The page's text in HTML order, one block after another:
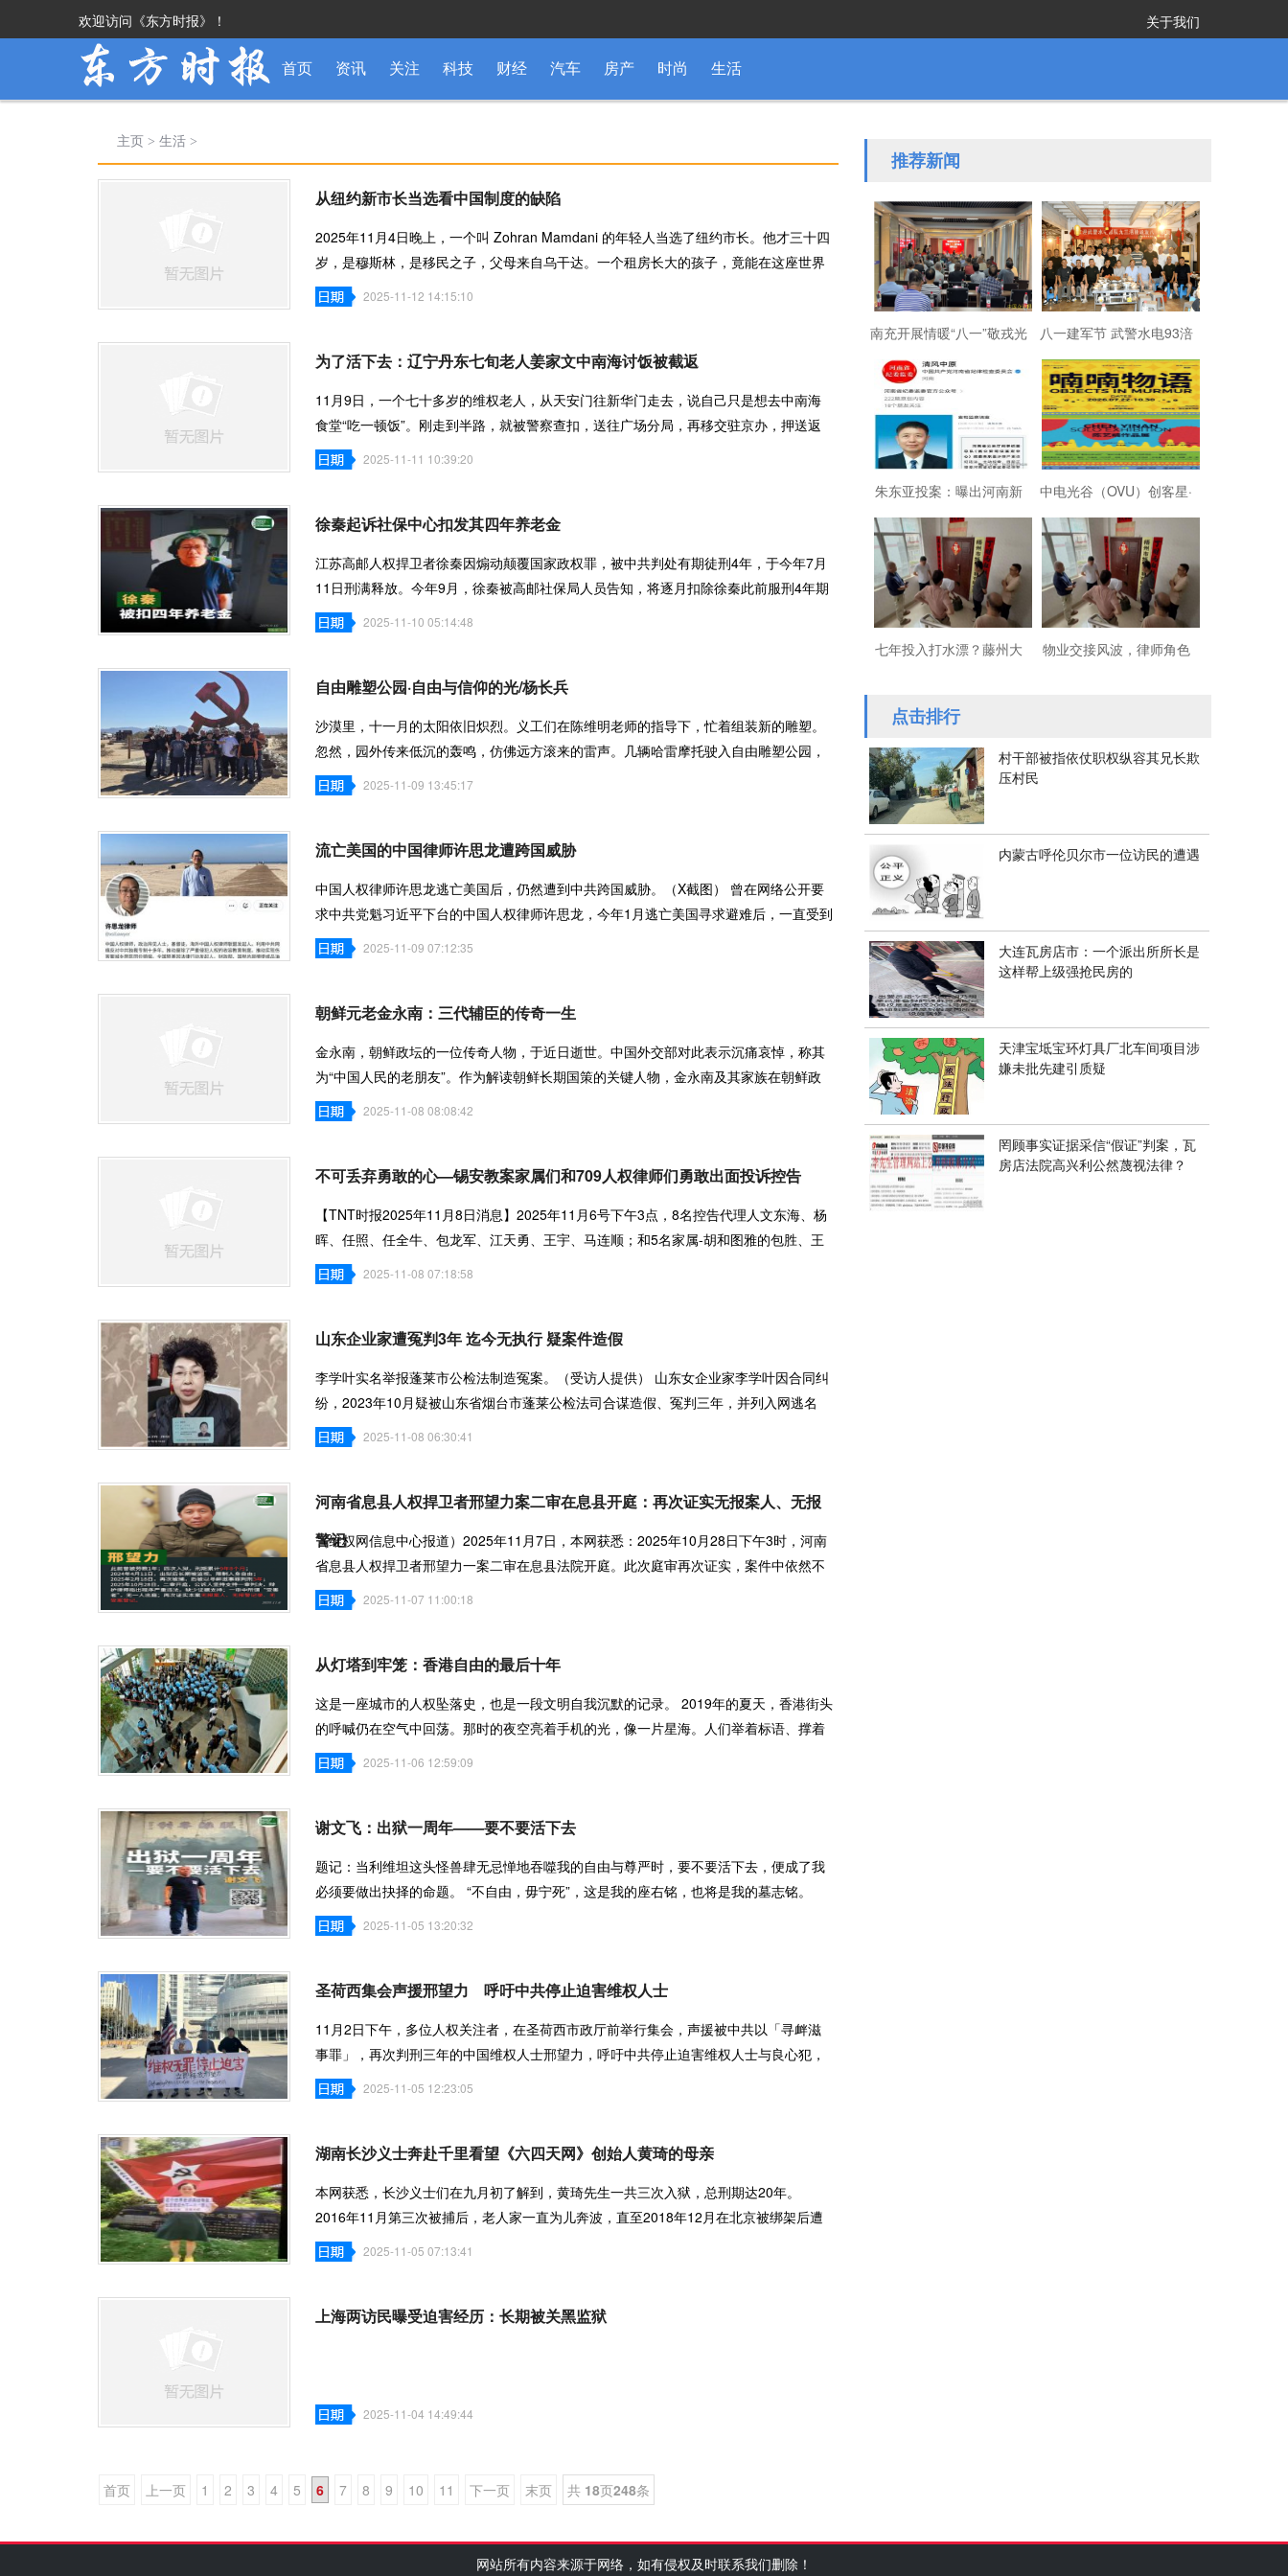
欢迎访问《东方时报》！ 关于我们
首页 资讯 关注 科技 财经 汽车 房产 时尚 生活
主页 > 生活 >
从纽约新市长当选看中国制度的缺陷
2025年11月4日晚上，一个叫 Zohran Mamdani 的年轻人当选了纽约市长。他才三十四
岁，是穆斯林，是移民之子，父母来自乌干达。一个租房长大的孩子，竟能在这座世界
最复杂的城市，赢得
2025-11-12 14:15:10
为了活下去：辽宁丹东七旬老人姜家文中南海讨饭被截返
11月9日，一个七十多岁的维权老人，从天安门往新华门走去，说自己只是想去中南海
食堂“吃一顿饭”。刚走到半路，就被警察查扣，送往广场分局，再移交驻京办，押送返
丹东。 对很2025-11-11 10:39:20
徐秦起诉社保中心扣发其四年养老金
江苏高邮人权捍卫者徐秦因煽动颠覆国家政权罪，被中共判处有期徒刑4年，于今年7月
11日刑满释放。今年9月，徐秦被高邮社保局人员告知，将逐月扣除徐秦此前服刑4年期
间的养老金。2025-11-10 05:14:48
自由雕塑公园·自由与信仰的光/杨长兵
沙漠里，十一月的太阳依旧炽烈。义工们在陈维明老师的指导下，忙着组装新的雕塑。
忽然，园外传来低沉的轰鸣，仿佛远方滚来的雷声。几辆哈雷摩托驶入自由雕塑公园，
骑士们戴着2025-11-09 13:45:17
流亡美国的中国律师许思龙遭跨国威胁
中国人权律师许思龙逃亡美国后，仍然遭到中共跨国威胁。（X截图） 曾在网络公开要
求中共党魁习近平下台的中国人权律师许思龙，今年1月逃亡美国寻求避难后，一直受到
中共当局的2025-11-09 07:12:35
朝鲜元老金永南：三代辅臣的传奇一生
金永南，朝鲜政坛的一位传奇人物，于近日逝世。中国外交部对此表示沉痛哀悼，称其
为“中国人民的老朋友”。作为解读朝鲜长期国策的关键人物，金永南及其家族在朝鲜政
治中扮演 2025-11-08 08:08:42
不可丢弃勇敢的心—锡安教案家属们和709人权律师们勇敢出面投诉控告
【TNT时报2025年11月8日消息】2025年11月6号下午3点，8名控告代理人文东海、杨
晖、任照、任全牛、包龙军、江天勇、王宇、马连顺；和5名家属-胡和图雅的包胜、王
聪牧师的丈夫任重、孙
2025-11-08 07:18:58
山东企业家遭冤判3年 迄今无执行 疑案件造假
李学叶实名举报蓬莱市公检法制造冤案。（受访人提供） 山东女企业家李学叶因合同纠
纷，2023年10月疑被山东省烟台市蓬莱公检法司合谋造假、冤判三年，并列入网逃名
单。让人匪夷所2025-11-08 06:30:41
河南省息县人权捍卫者邢望力案二审在息县开庭：再次证实无报案人、无报
警记
（维权网信息中心报道）2025年11月7日，本网获悉：2025年10月28日下午3时，河南
省息县人权捍卫者邢望力一案二审在息县法院开庭。此次庭审再次证实，案件中依然不
存在报案人、报警记
2025-11-07 11:00:18
从灯塔到牢笼：香港自由的最后十年
这是一座城市的人权坠落史，也是一段文明自我沉默的记录。 2019年的夏天，香港街头
的呼喊仍在空气中回荡。那时的夜空亮着手机的光，像一片星海。人们举着标语、撑着
雨伞，歌声2025-11-06 12:59:09
谢文飞：出狱一周年——要不要活下去
题记：当利维坦这头怪兽肆无忌惮地吞噬我的自由与尊严时，要不要活下去，便成了我
必须要做出抉择的命题。 “不自由，毋宁死”，这是我的座右铭，也将是我的墓志铭。
——这是我2025-11-05 13:20:32
圣荷西集会声援邢望力 呼吁中共停止迫害维权人士
11月2日下午，多位人权关注者，在圣荷西市政厅前举行集会，声援被中共以「寻衅滋
事罪」，再次判刑三年的中国维权人士邢望力，呼吁中共停止迫害维权人士与良心犯，
並敦促国际社2025-11-05 12:23:05
湖南长沙义士奔赴千里看望《六四天网》创始人黄琦的母亲
本网获悉，长沙义士们在九月初了解到，黄琦先生一共三次入狱，总刑期达20年。
2016年11月第三次被捕后，老人家一直为儿奔波，直至2018年12月在北京被绑架后遭
软禁，至今无人身自由
2025-11-05 07:13:41
上海两访民曝受迫害经历：长期被关黑监狱
2025-11-04 14:49:44
首页 上一页 1 2 3 4 5 6 7 8 9 10 11 下一页 末页 共 18页248条
推荐新闻
南充开展情暖“八一”敬戎光
·拥军助老进社区慰问活动
八一建军节 武警水电93涪
陵战友欢聚磐石玉寨赓续
军旅初心
朱东亚投案：曝出河南新
乡顶着35项违法行为“远洋
捕捞”港商
中电光谷（OVU）创客星·
成都芯谷人工智能OPC社
区“芯创社”正
七年投入打水漂？藤州大 物业交接风波，律师角色
点击排行
村干部被指依仗职权纵容其兄长欺
压村民
内蒙古呼伦贝尔市一位访民的遭遇
大连瓦房店市：一个派出所所长是
这样帮上级强抢民房的
天津宝坻宝环灯具厂北车间项目涉
嫌未批先建引质疑
罔顾事实证据采信“假证”判案，瓦
房店法院高兴利公然蔑视法律？
网站所有内容来源于网络，如有侵权及时联系我们删除！